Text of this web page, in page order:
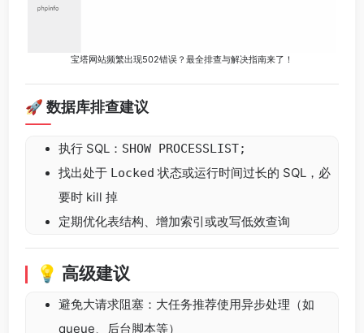
宝塔网站频繁出现502错误？最全排查与解决指南来了！
🚀 数据库排查建议
执行 SQL： SHOW PROCESSLIST;
找出处于 Locked 状态或运行时间过长的 SQL，必
要时 kill 掉
定期优化表结构、增加索引或改写低效查询
💡 高级建议
避免大请求阻塞：大任务推荐使用异步处理（如
queue、后台脚本等）